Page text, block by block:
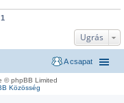
1
Ugrás
A csapat
© phpBB Limited
Közösség